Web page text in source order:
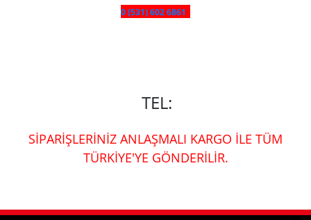
0 (531) 602 6861
TEL:
SİPARİŞLERİNİZ ANLAŞMALI KARGO İLE TÜM
TÜRKİYE'YE GÖNDERİLİR.